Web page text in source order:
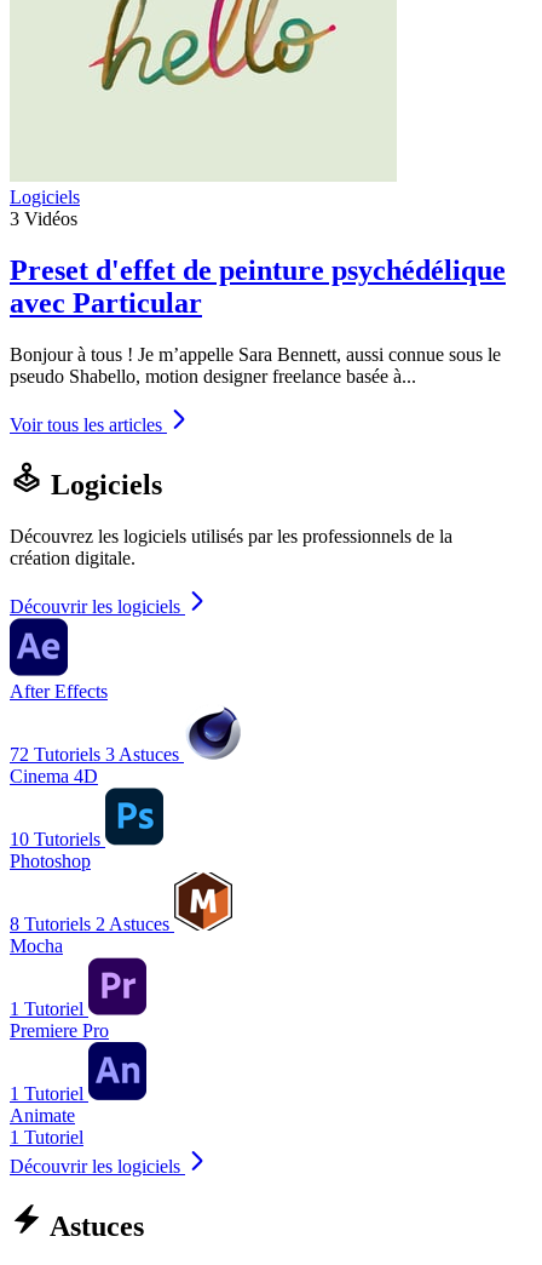
Logiciels
3 Vidéos
Preset d'effet de peinture psychédélique
avec Particular
Bonjour à tous ! Je m’appelle Sara Bennett, aussi connue sous le
pseudo Shabello, motion designer freelance basée à...
Voir tous les articles
Logiciels
Découvrez les logiciels utilisés par les professionnels de la
création digitale.
Découvrir les logiciels
After Effects
72 Tutoriels 3 Astuces
Cinema 4D
10 Tutoriels
Photoshop
8 Tutoriels 2 Astuces
Mocha
1 Tutoriel
Premiere Pro
1 Tutoriel
Animate
1 Tutoriel
Découvrir les logiciels
Astuces